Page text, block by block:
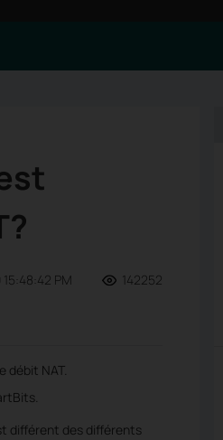
PM 142252
débit NAT.
différent des différents